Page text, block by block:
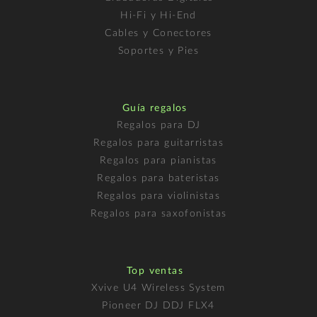
Hi-Fi y Hi-End
Cables y Conectores
Soportes y Pies
Guía regalos
Regalos para DJ
Regalos para guitarristas
Regalos para pianistas
Regalos para bateristas
Regalos para violinistas
Regalos para saxofonistas
Top ventas
Xvive U4 Wireless System
Pioneer DJ DDJ FLX4